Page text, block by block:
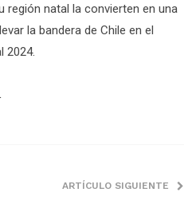
región natal la convierten en una
la bandera de Chile en el
2024.
ARTÍCULO SIGUIENTE